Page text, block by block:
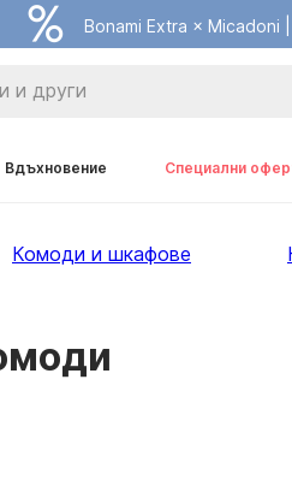
Bonami Extra × Micadoni |
Вдъхновение Специални
Комоди и шкафове